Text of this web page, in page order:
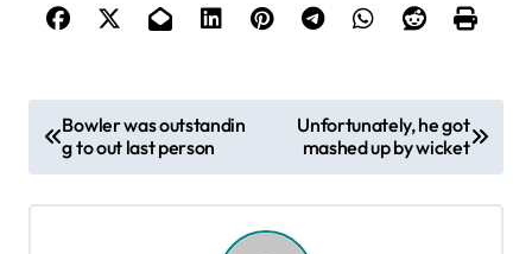
v
Bowler was outstandin
g to out last person
Unfortunately, he got
mashed up by wicket